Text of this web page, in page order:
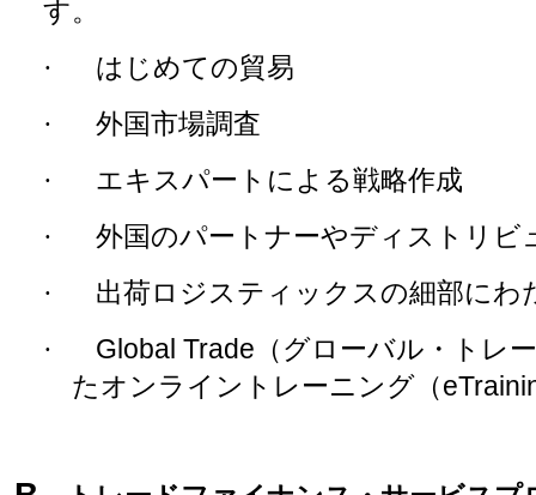
す。
·
はじめての貿易
·
外国市場調査
·
エキスパートによる戦略作成
·
外国のパートナーやディストリビ
·
出荷ロジスティックスの細部にわ
·
Global Trade （グローバル・トレ
たオンライントレーニング （